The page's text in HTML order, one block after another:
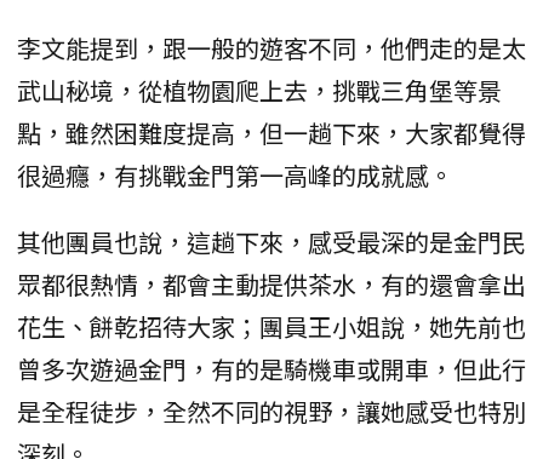
李文能提到，跟一般的遊客不同，他們走的是太
武山秘境，從植物園爬上去，挑戰三角堡等景
點，雖然困難度提高，但一趟下來，大家都覺得
很過癮，有挑戰金門第一高峰的成就感。
其他團員也說，這趟下來，感受最深的是金門民
眾都很熱情，都會主動提供茶水，有的還會拿出
花生、餅乾招待大家；團員王小姐說，她先前也
曾多次遊過金門，有的是騎機車或開車，但此行
是全程徒步，全然不同的視野，讓她感受也特別